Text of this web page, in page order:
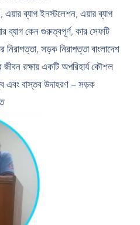
,এয়ার ব্যাগ ইনস্টলেশন,এয়ার ব্যাগ
ব্যাগ কেন গুরুত্বপূর্ণ, কার সেফটি
নিরাপত্তা, সড়ক নিরাপত্তা বাংলাদেশ
জীবন রক্ষায় একটি অপরিহার্য কৌশল
এবং বাস্তব উদাহরণ – সড়ক